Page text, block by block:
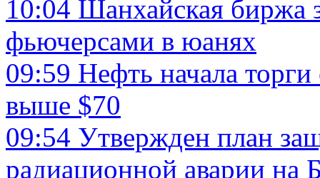
10:04 Шанхайская биржа
фьючерсами в юанях
09:59 Нефть начала
выше $70
09:54 Утвержден план
радиационной аварии на